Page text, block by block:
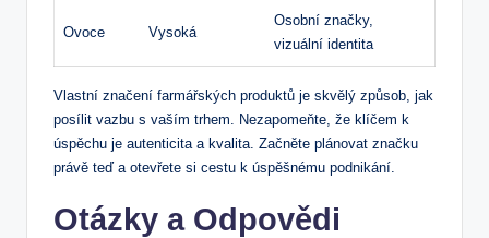
Ovoce Vysoká
Osobní značky,
vizuální identita
Vlastní značení farmářských produktů je skvělý způsob, jak
posílit vazbu s vaším trhem. Nezapomeňte, že klíčem k
úspěchu je autenticita a kvalita. Začněte plánovat značku
právě teď a otevřete si cestu k úspěšnému podnikání.
Otázky a Odpovědi